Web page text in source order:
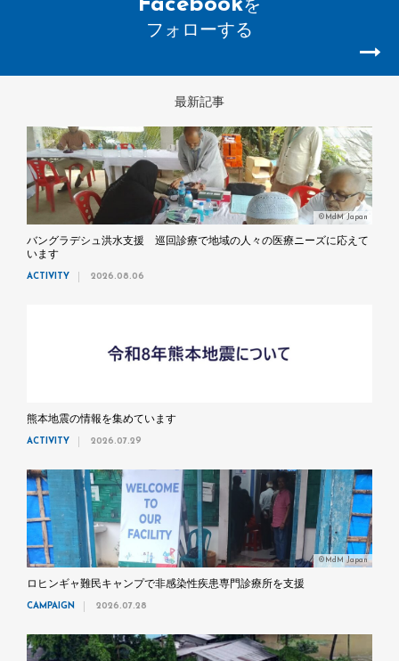
を
フォローする
最新記事
©MdM Japan
バングラデシュ洪水支援 巡回診療で地域の人々の医療ニーズに応えて
います
ACTIVITY 2026.08.06
熊本地震の情報を集めています
ACTIVITY 2026.07.29
©MdM Japan
ロヒンギャ難民キャンプで非感染性疾患専門診療所を支援
CAMPAIGN 2026.07.28